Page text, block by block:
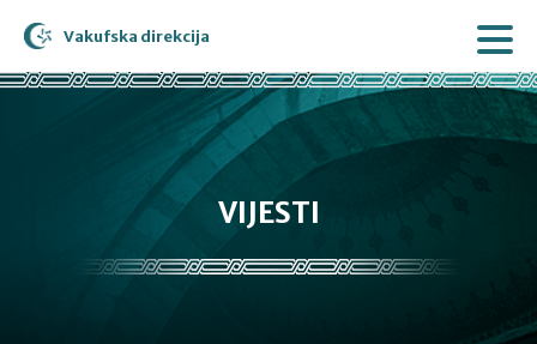
Vakufska direkcija
VIJESTI